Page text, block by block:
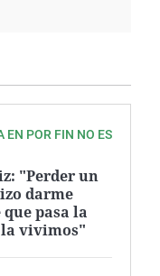
EN POR FIN NO ES
"Perder un
darme
pasa la
vivimos"